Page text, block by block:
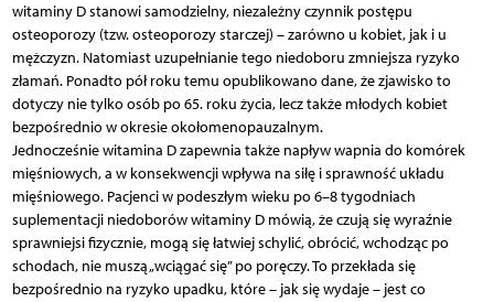
witaminy D stanowi samodzielny, niezależny czynnik postępu
osteoporozy (tzw. osteoporozy starczej) – zarówno u kobiet, jak i u
mężczyzn. Natomiast uzupełnianie tego niedoboru zmniejsza ryzyko
złamań. Ponadto pół roku temu opublikowano dane, że zjawisko to
dotyczy nie tylko osób po 65. roku życia, lecz także młodych kobiet
bezpośrednio w okresie okołomenopauzalnym.
Jednocześnie witamina D zapewnia także napływ wapnia do komórek
mięśniowych, a w konsekwencji wpływa na siłę i sprawność układu
mięśniowego. Pacjenci w podeszłym wieku po 6–8 tygodniach
suplementacji niedoborów witaminy D mówią, że czują się wyraźnie
sprawniejsi fizycznie, mogą się łatwiej schylić, obrócić, wchodząc po
schodach, nie muszą „wciągać się” po poręczy. To przekłada się
bezpośrednio na ryzyko upadku, które – jak się wydaje – jest co